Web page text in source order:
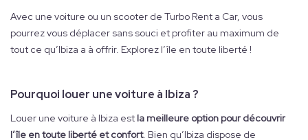
Avec une voiture ou un scooter de Turbo Rent a Car, vous
pourrez vous déplacer sans souci et profiter au maximum de
tout ce qu’Ibiza a à offrir. Explorez l’île en toute liberté !
Pourquoi louer une voiture à Ibiza ?
Louer une voiture à Ibiza est la meilleure option pour découvrir
l’île en toute liberté et confort. Bien qu’Ibiza dispose de